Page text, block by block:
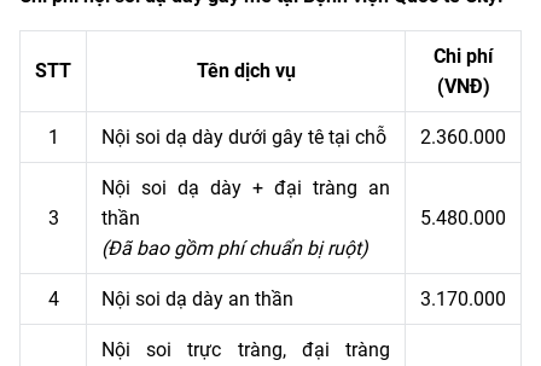
STT Tên dịch vụ
Chi phí
(VNĐ)
1 Nội soi dạ dày dưới gây tê tại chỗ 2.360.000
3
Nội soi dạ dày + đại tràng an
thần
(Đã bao gồm phí chuẩn bị ruột)
5.480.000
4 Nội soi dạ dày an thần 3.170.000
Nội soi trực tràng, đại tràng